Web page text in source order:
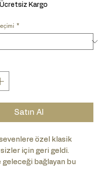
Ücretsiz Kargo
*
Satın Al
özel klasik
için geri geldi.
geleceği bağlayan bu